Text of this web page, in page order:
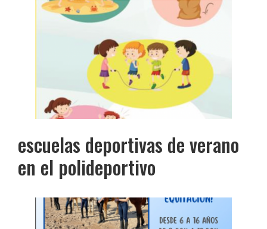
escuelas deportivas de verano
en el polideportivo